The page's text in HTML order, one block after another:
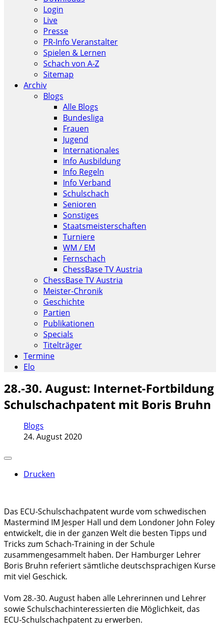
Login
Live
Presse
PR-Info Veranstalter
Spielen & Lernen
Schach von A-Z
Sitemap
Archiv
Blogs
Alle Blogs
Bundesliga
Frauen
Jugend
Internationales
Info Ausbildung
Info Regeln
Info Verband
Schulschach
Senioren
Sonstiges
Staatsmeisterschaften
Turniere
WM / EM
Fernschach
ChessBase TV Austria
ChessBase TV Austria
Meister-Chronik
Geschichte
Partien
Publikationen
Specials
Titelträger
Termine
Elo
28.-30. August: Internet-Fortbildung
Schulschachpatent mit Boris Bruhn
Blogs
24. August 2020
Drucken
Das ECU-Schulschachpatent wurde vom schwedischen
Mastermind IM Jesper Hall und dem Londoner John Foley
entwickelt, die in der ganzen Welt die besten Tipps und
Tricks zum Schach-Training in der Schule
zusammengesammelt haben. Der Hamburger Lehrer
Boris Bruhn referiert sämtliche deutschsprachigen Kurse
mit viel Geschick.
Vom 28.-30. August haben alle Lehrerinnen und Lehrer
sowie Schulschachinteressierten die Möglichkeit, das
ECU-Schulschachpatent zu erwerben.